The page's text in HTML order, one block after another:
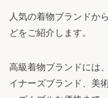
人気の着物ブランドか
どをご紹介します。
高級着物ブランドには
イナーズブランド、美